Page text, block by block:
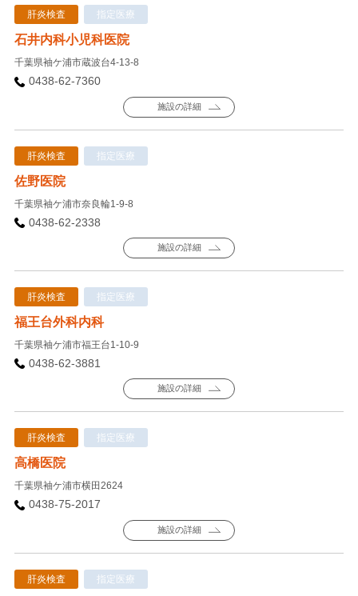
肝炎検査 指定医療
石井内科小児科医院
千葉県袖ケ浦市蔵波台4-13-8
0438-62-7360
施設の詳細
肝炎検査 指定医療
佐野医院
千葉県袖ケ浦市奈良輪1-9-8
0438-62-2338
施設の詳細
肝炎検査 指定医療
福王台外科内科
千葉県袖ケ浦市福王台1-10-9
0438-62-3881
施設の詳細
肝炎検査 指定医療
高橋医院
千葉県袖ケ浦市横田2624
0438-75-2017
施設の詳細
肝炎検査 指定医療